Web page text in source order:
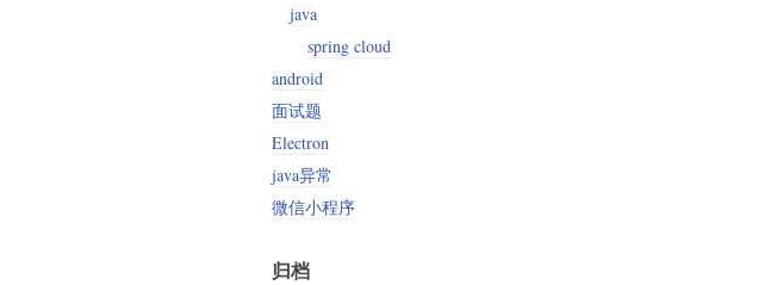
java
spring cloud
android
面试题
Electron
java异常
微信小程序
归档